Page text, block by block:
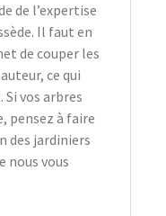
de l’expertise
Il faut en
de couper les
ce qui
vos arbres
pensez à faire
des jardiniers
nous vous